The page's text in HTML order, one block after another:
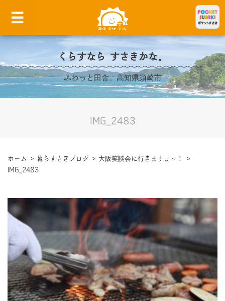
くらすなら すさきかな。
ふわっと田舎。高知県須崎市
IMG_2483
ホーム > 暮らすさきブログ > 大阪笑談会に行きますょ～！
>
IMG_2483